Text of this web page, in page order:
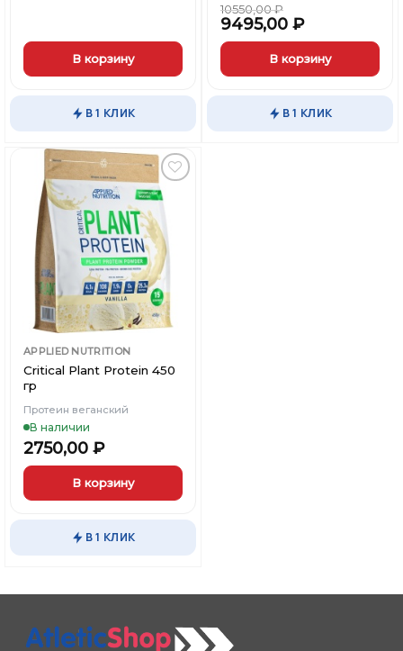
В корзину
В 1 КЛИК
10550,00₽
9495,00 ₽
В корзину
В 1 КЛИК
Добавить
Вишлист
APPLIED NUTRITION
Critical Plant Protein 450
гр
Протеин веганский
В наличии
2750,00 ₽
В корзину
выбрать
В 1 КЛИК